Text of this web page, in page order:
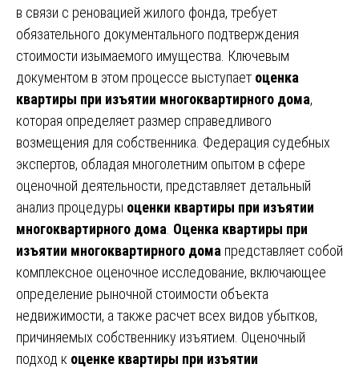
в связи с реновацией жилого фонда, требует
обязательного документального подтверждения
стоимости изымаемого имущества. Ключевым
документом в этом процессе выступает оценка
квартиры при изъятии многоквартирного дома,
которая определяет размер справедливого
возмещения для собственника. Федерация судебных
экспертов, обладая многолетним опытом в сфере
оценочной деятельности, представляет детальный
анализ процедуры оценки квартиры при изъятии
многоквартирного дома Оценка квартиры при
изъятии многоквартирного дома представляет собой
комплексное оценочное исследование, включающее
определение рыночной стоимости объекта
недвижимости, а также расчет всех видов убытков,
причиняемых собственнику изъятием. Оценочный
подход к оценке квартиры при изъятии